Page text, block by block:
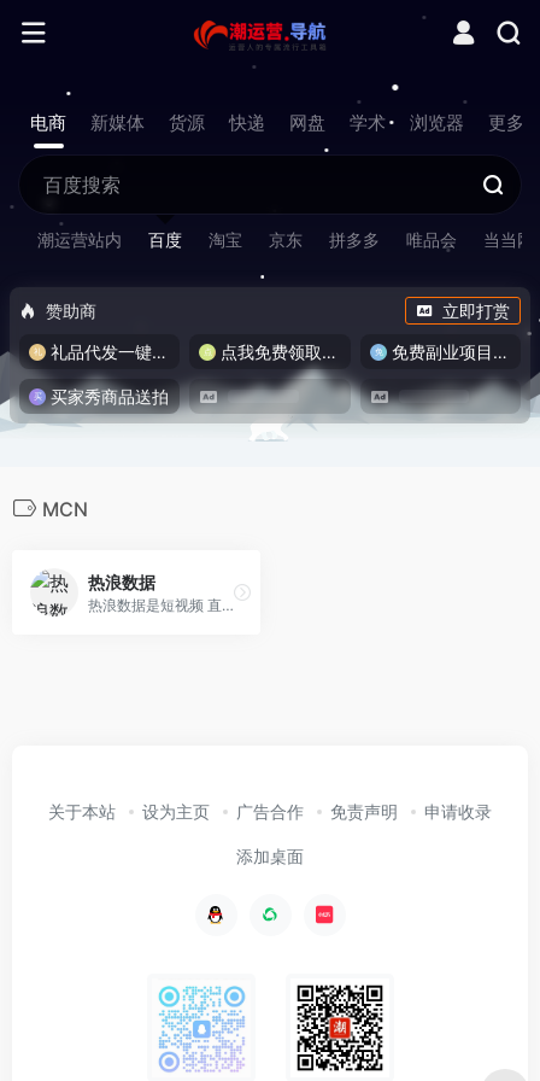
电商 新媒体 货源 快递 网盘 学术 浏览器 更多
潮运营站内 百度 淘宝 京东 拼多多 唯品会 当当网
赞助商
立即打赏
礼品代发一键发货
点我免费领取流量卡 免费副业项目/实战推荐
买家秀商品送拍
MCN
热浪数据
热浪数据是短视频 直播 电商一站式数据服务平台，一个账号可实现抖音、小红书、视频号等多个社会化媒体平台的数据监测服务，其板块覆盖：红人分析、直播分析、电商分析、数据监测、热门素材等多维度全场景的实用功能，帮助品牌广告主、中小商家、代理公司、MCN机构及内容创作者，解决红人商业价值评估、直播选品、竞品分析、行业数据追踪、账号管理等常见问题，助力用户实现商业价值增长。
关于本站 设为主页 广告合作 免责声明 申请收录
添加桌面